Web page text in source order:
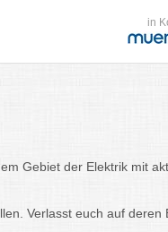
in
Gebiet der Elektrik mit
Verlasst euch auf deren